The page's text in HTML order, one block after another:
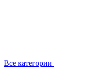
Все категории